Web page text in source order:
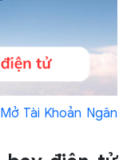
Tài Khoản Ngân